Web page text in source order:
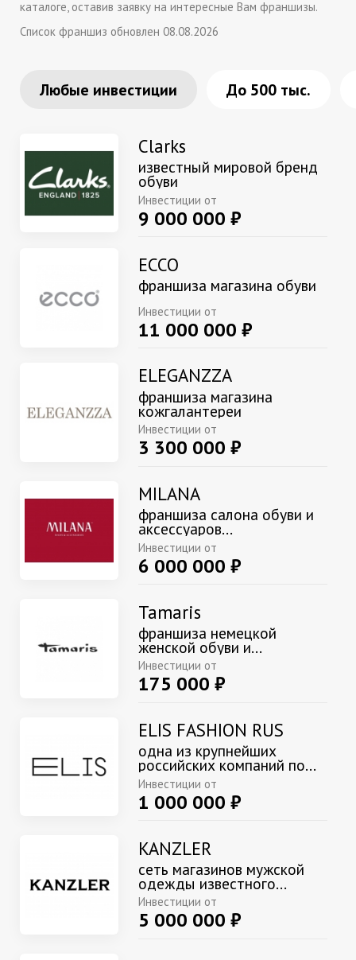
каталоге, оставив заявку на интересные Вам франшизы.
Список франшиз обновлен 08.08.2026
Любые инвестиции До 500 тыс.
Clarks
известный мировой бренд
обуви
Инвестиции от
9 000 000 ₽
ECCO
франшиза магазина обуви
Инвестиции от
11 000 000 ₽
ELEGANZZA
франшиза магазина
кожгалантереи
Инвестиции от
3 300 000 ₽
MILANA
франшиза салона обуви и
аксессуаров...
Инвестиции от
6 000 000 ₽
Tamaris
франшиза немецкой
женской обуви и...
Инвестиции от
175 000 ₽
ELIS FASHION RUS
одна из крупнейших
российских компаний по...
Инвестиции от
1 000 000 ₽
KANZLER
сеть магазинов мужской
одежды известного...
Инвестиции от
5 000 000 ₽